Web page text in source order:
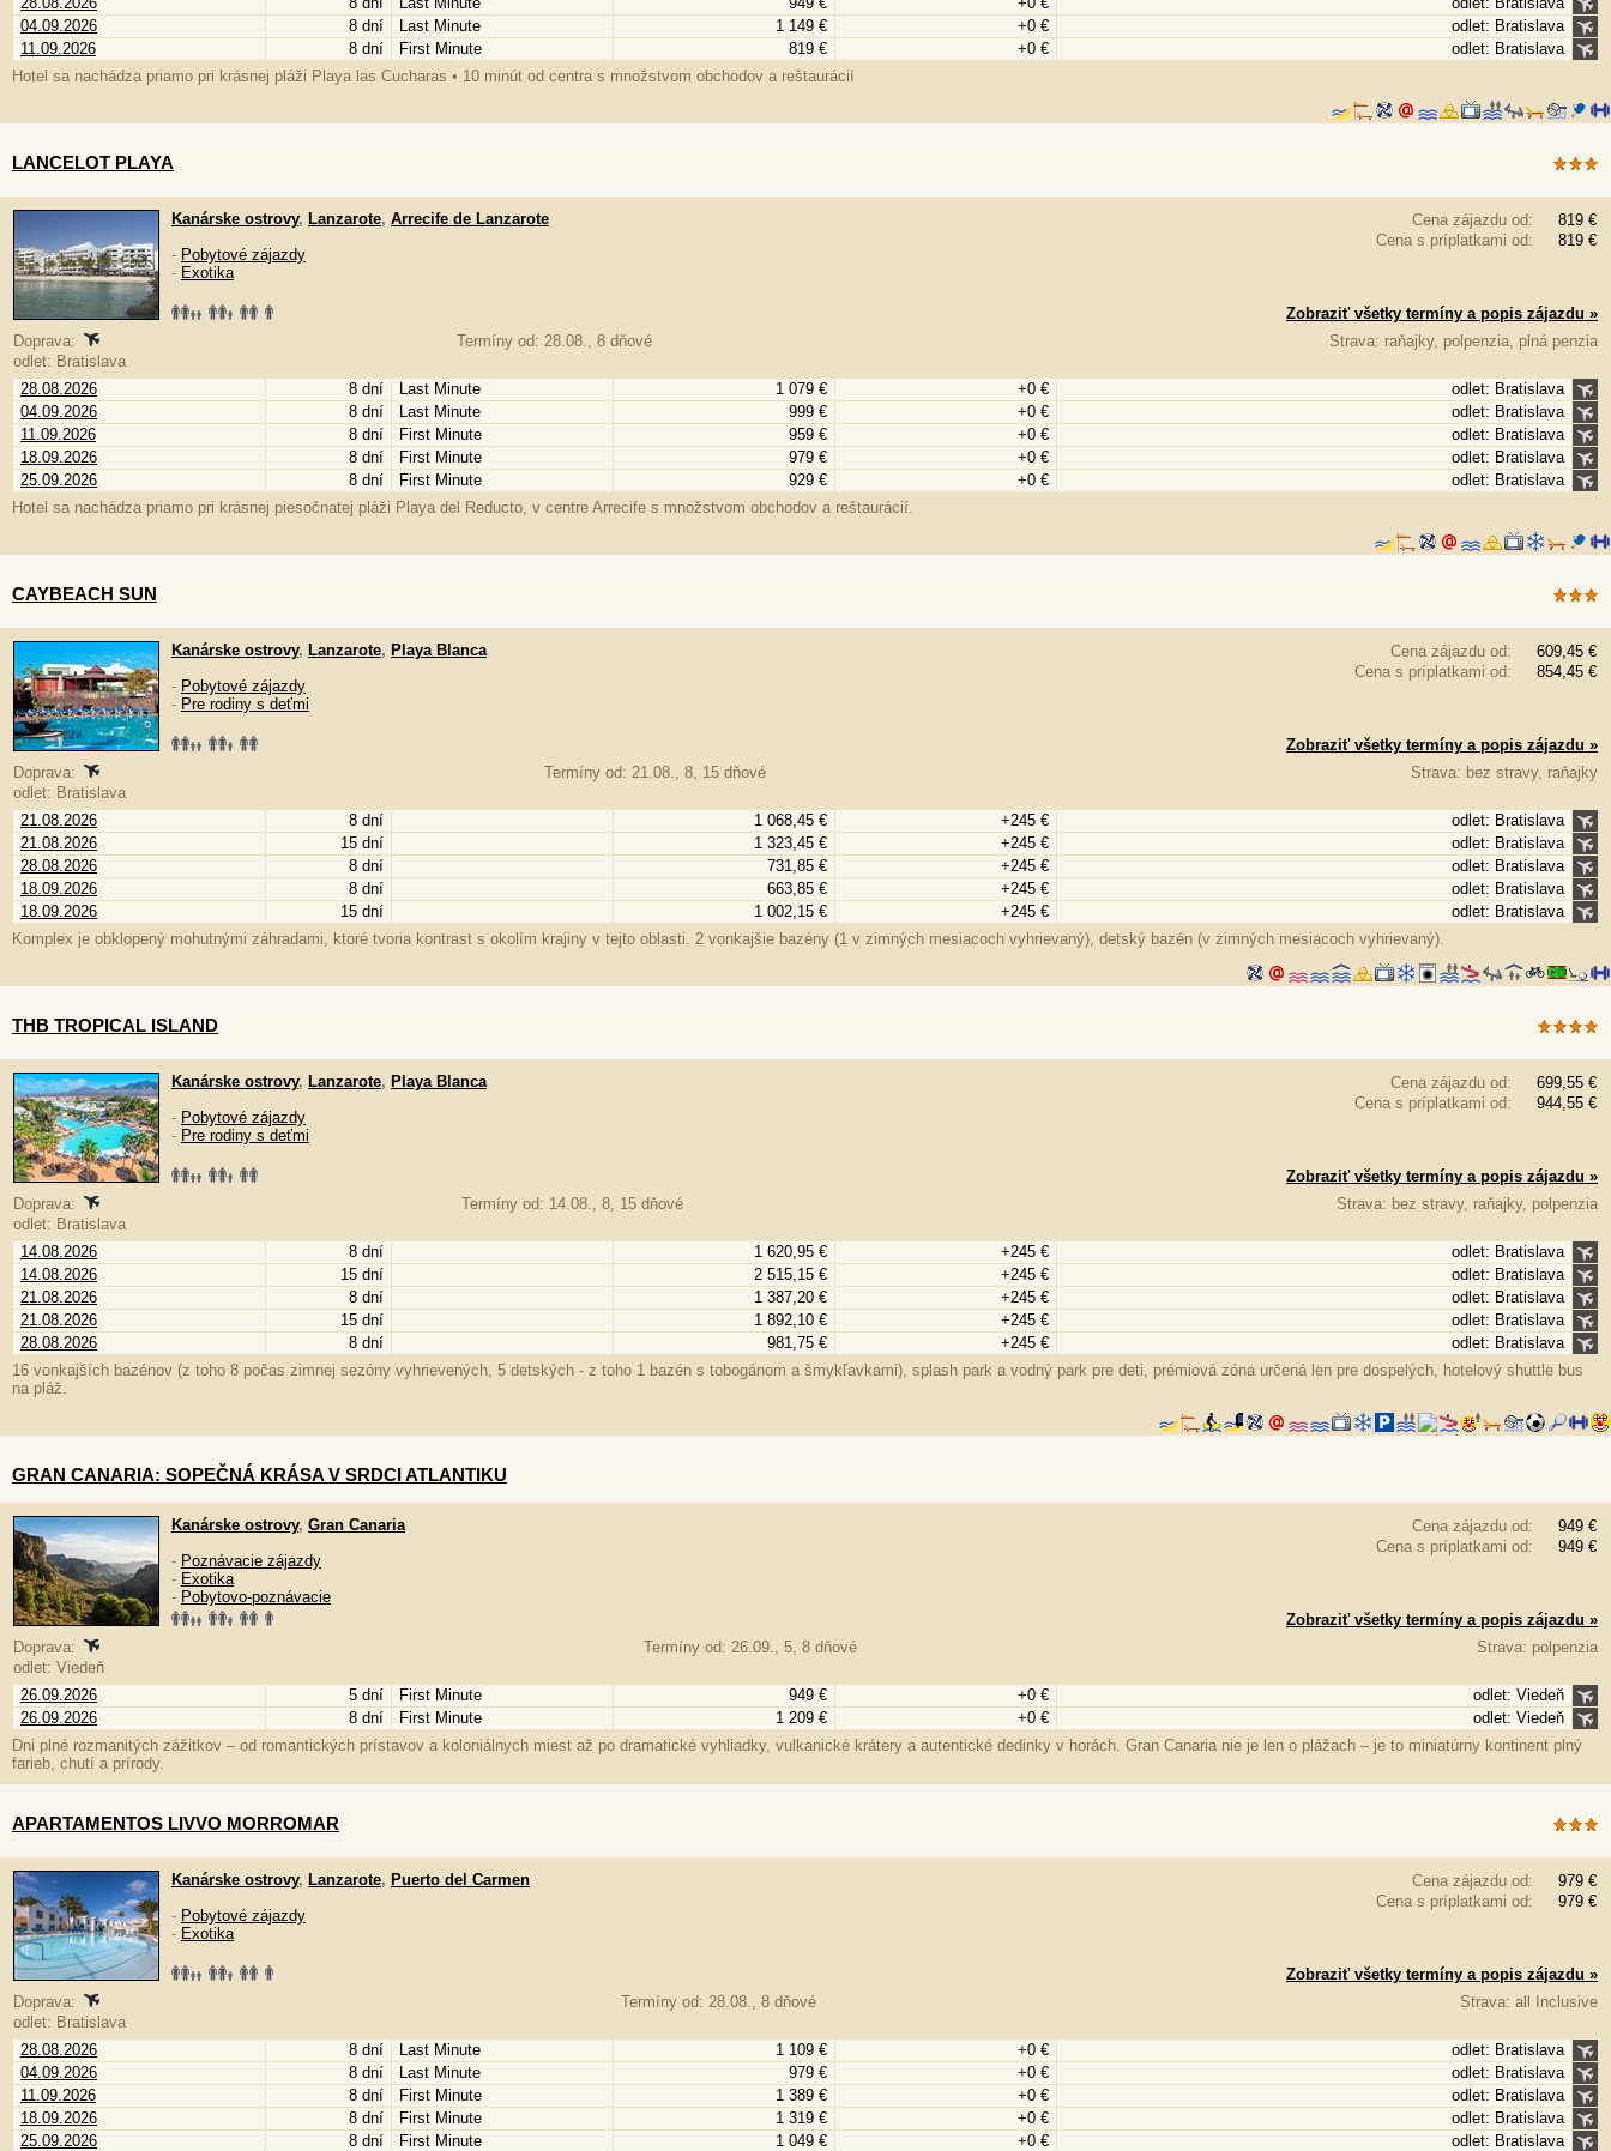
04.09.2026
8 dní Last Minute 1 149 € +0 €
odlet: Bratislava
11.09.2026
8 dní First Minute 819 € +0 €
odlet: Bratislava
Hotel sa nachádza priamo pri krásnej pláži Playa las Cucharas • 10 minút od centra s množstvom obchodov a reštaurácií
LANCELOT PLAYA
Cena zájazdu od:
819 €
Cena s príplatkami od:
819 €
Kanárske ostrovy, Lanzarote, Arrecife de Lanzarote
- Pobytové zájazdy
- Exotika
Zobraziť všetky termíny a popis zájazdu »
Doprava:
Termíny od: 28.08., 8 dňové
Strava: raňajky, polpenzia, plná penzia
odlet: Bratislava
28.08.2026
8 dní Last Minute 1 079 € +0 €
odlet: Bratislava
04.09.2026
8 dní Last Minute 999 € +0 €
odlet: Bratislava
11.09.2026
8 dní First Minute 959 € +0 €
odlet: Bratislava
18.09.2026
8 dní First Minute 979 € +0 €
odlet: Bratislava
25.09.2026
8 dní First Minute 929 € +0 €
odlet: Bratislava
Hotel sa nachádza priamo pri krásnej piesočnatej pláži Playa del Reducto, v centre Arrecife s množstvom obchodov a reštaurácií.
CAYBEACH SUN
Cena zájazdu od:
609,45 €
Cena s príplatkami od:
854,45 €
Kanárske ostrovy, Lanzarote, Playa Blanca
- Pobytové zájazdy
- Pre rodiny s deťmi
Zobraziť všetky termíny a popis zájazdu »
Doprava:
Termíny od: 21.08., 8, 15 dňové
Strava: bez stravy, raňajky
odlet: Bratislava
21.08.2026
8 dní 1 068,45 € +245 €
odlet: Bratislava
21.08.2026
15 dní 1 323,45 € +245 €
odlet: Bratislava
28.08.2026
8 dní 731,85 € +245 €
odlet: Bratislava
18.09.2026
8 dní 663,85 € +245 €
odlet: Bratislava
18.09.2026
15 dní 1 002,15 € +245 €
odlet: Bratislava
Komplex je obklopený mohutnými záhradami, ktoré tvoria kontrast s okolím krajiny v tejto oblasti. 2 vonkajšie bazény (1 v zimných mesiacoch vyhrievaný), detský bazén (v zimných mesiacoch vyhrievaný).
THB TROPICAL ISLAND
Cena zájazdu od:
699,55 €
Cena s príplatkami od:
944,55 €
Kanárske ostrovy, Lanzarote, Playa Blanca
- Pobytové zájazdy
- Pre rodiny s deťmi
Zobraziť všetky termíny a popis zájazdu »
Doprava:
Termíny od: 14.08., 8, 15 dňové
Strava: bez stravy, raňajky, polpenzia
odlet: Bratislava
14.08.2026
8 dní 1 620,95 € +245 €
odlet: Bratislava
14.08.2026
15 dní 2 515,15 € +245 €
odlet: Bratislava
21.08.2026
8 dní 1 387,20 € +245 €
odlet: Bratislava
21.08.2026
15 dní 1 892,10 € +245 €
odlet: Bratislava
28.08.2026
8 dní 981,75 € +245 €
odlet: Bratislava
16 vonkajších bazénov (z toho 8 počas zimnej sezóny vyhrievených, 5 detských - z toho 1 bazén s tobogánom a šmykľavkami), splash park a vodný park pre deti, prémiová zóna určená len pre dospelých, hotelový shuttle bus
na pláž.
GRAN CANARIA: SOPEČNÁ KRÁSA V SRDCI ATLANTIKU
Cena zájazdu od:
949 €
Cena s príplatkami od:
949 €
Kanárske ostrovy, Gran Canaria
- Poznávacie zájazdy
- Exotika
- Pobytovo-poznávacie
Zobraziť všetky termíny a popis zájazdu »
Doprava:
Termíny od: 26.09., 5, 8 dňové
Strava: polpenzia
odlet: Viedeň
26.09.2026
5 dní First Minute 949 € +0 €
odlet: Viedeň
26.09.2026
8 dní First Minute 1 209 € +0 €
odlet: Viedeň
Dni plné rozmanitých zážitkov – od romantických prístavov a koloniálnych miest až po dramatické vyhliadky, vulkanické krátery a autentické dedinky v horách. Gran Canaria nie je len o plážach – je to miniatúrny kontinent plný
farieb, chutí a prírody.
APARTAMENTOS LIVVO MORROMAR
Cena zájazdu od:
979 €
Cena s príplatkami od:
979 €
Kanárske ostrovy, Lanzarote, Puerto del Carmen
- Pobytové zájazdy
- Exotika
Zobraziť všetky termíny a popis zájazdu »
Doprava:
Termíny od: 28.08., 8 dňové
Strava: all Inclusive
odlet: Bratislava
28.08.2026
8 dní Last Minute 1 109 € +0 €
odlet: Bratislava
04.09.2026
8 dní Last Minute 979 € +0 €
odlet: Bratislava
11.09.2026
8 dní First Minute 1 389 € +0 €
odlet: Bratislava
18.09.2026
8 dní First Minute 1 319 € +0 €
odlet: Bratislava
25.09.2026
8 dní First Minute 1 049 € +0 €
odlet: Bratislava